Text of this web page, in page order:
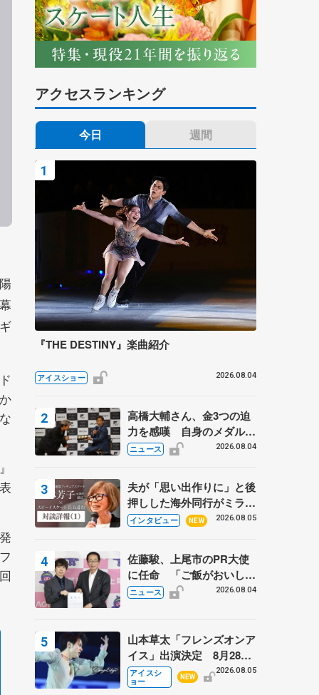
アクセスランキング
今日 週間
『THE DESTINY』楽曲紹介
アイスショー 2026.08.04
高橋大輔さん、金3つの迫
力を感嘆 自身のメダルは
「どちらに？」 〝リス兄
野村忠宏さんと対談
ニュース 2026.08.04
夫が「思い出作りに」と後
押しした海外同行がミラノ
まで… 繁華街のリンクで
に 小林芳子さんが振り返
るスケート人生
インタビュー NEW 2026.08.05
佐藤駿、上尾市のPR大使
に任命 「ご飯がおいし
く、住みやすいのが魅力」
ニュース 2026.08.04
山本草太「フレンズオンア
イス」出演決定 8月28日
（金）2公演のみ 荒川静
香さんプロデュース、20
アイスシ
ョー
NEW
2026.08.05